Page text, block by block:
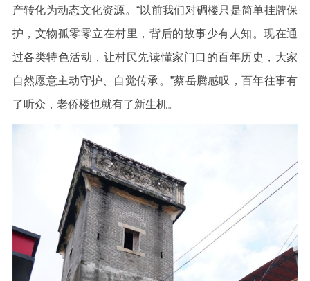
产转化为动态文化资源。“以前我们对碉楼只是简单挂牌保
护，文物孤零零立在村里，背后的故事少有人知。现在通
过各类特色活动，让村民先读懂家门口的百年历史，大家
自然愿意主动守护、自觉传承。”蔡岳腾感叹，百年往事有
了听众，老侨楼也就有了新生机。